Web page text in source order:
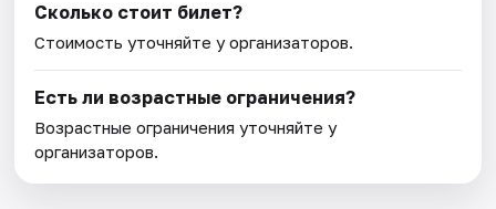
Сколько стоит билет?
Стоимость уточняйте у организаторов.
Есть ли возрастные ограничения?
Возрастные ограничения уточняйте у
организаторов.